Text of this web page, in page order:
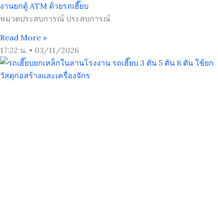
งานยกตู้ ATM ด้วยรถเฮี๊ยบ
หมวดประสบการณ์ ประสบการณ์
Read More »
17:22 น.
03/11/2026